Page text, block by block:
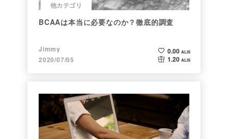
他カテゴリ
BCAAは本当に必要なのか？徹底的調査
Jimmy
2020/07/05
0.00 ALIS
1.20 ALIS